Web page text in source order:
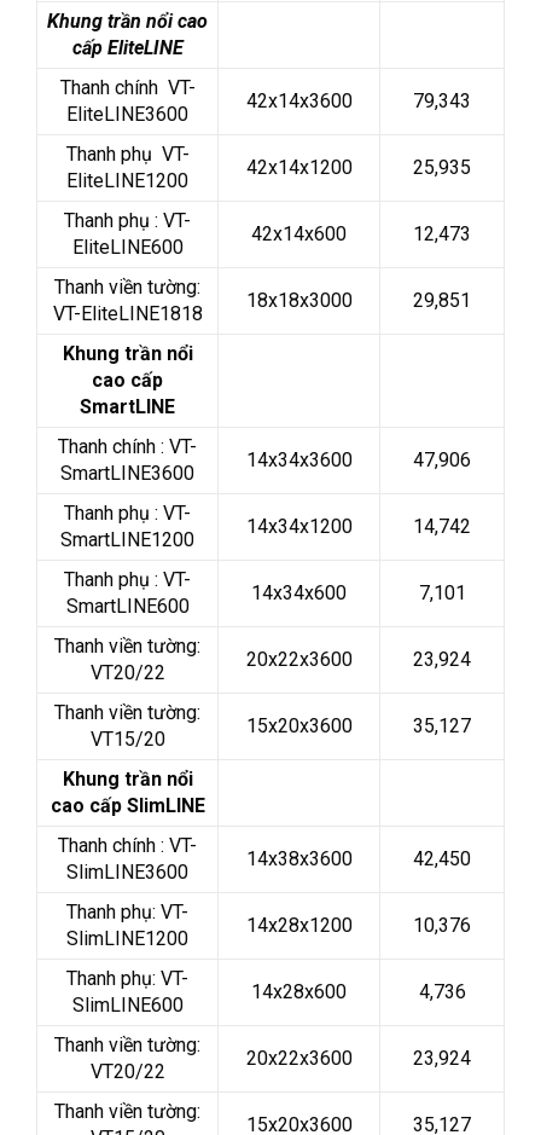
Khung trần nổi cao
cấp EliteLINE
Thanh chính VT-
EliteLINE3600
42x14x3600 79,343
Thanh phụ VT-
EliteLINE1200
42x14x1200 25,935
Thanh phụ : VT-
EliteLINE600
42x14x600 12,473
Thanh viền tường:
VT-EliteLINE1818
18x18x3000 29,851
Khung trần nổi
cao cấp
SmartLINE
Thanh chính : VT-
SmartLINE3600
14x34x3600 47,906
Thanh phụ : VT-
SmartLINE1200
14x34x1200 14,742
Thanh phụ : VT-
SmartLINE600
14x34x600 7,101
Thanh viền tường:
VT20/22
20x22x3600 23,924
Thanh viền tường:
VT15/20
15x20x3600 35,127
Khung trần nổi
cao cấp SlimLINE
Thanh chính : VT-
SlimLINE3600
14x38x3600 42,450
Thanh phụ: VT-
SlimLINE1200
14x28x1200 10,376
Thanh phụ: VT-
SlimLINE600
14x28x600 4,736
Thanh viền tường:
VT20/22
20x22x3600 23,924
Thanh viền tường:
15x20x3600 35,127